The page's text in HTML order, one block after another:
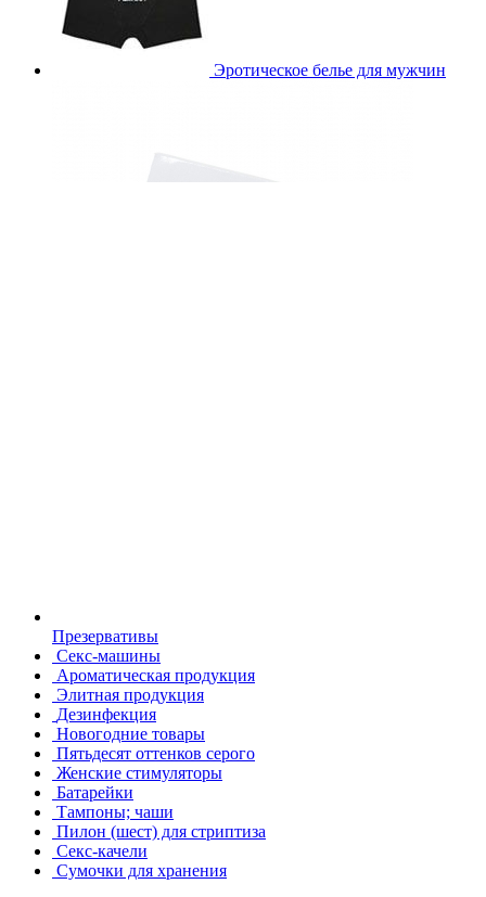
Эротическое белье для мужчин
Презервативы
Секс-машины
Ароматическая продукция
Элитная продукция
Дезинфекция
Новогодние товары
Пятьдесят оттенков серого
Женские стимуляторы
Батарейки
Тампоны; чаши
Пилон (шест) для стриптиза
Секс-качели
Сумочки для хранения